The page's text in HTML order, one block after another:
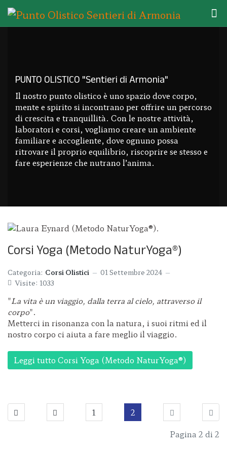
PUNTO OLISTICO "Sentieri di Armonia"
Il nostro punto olistico è uno spazio dove corpo,
mente e spirito si incontrano per offrire un percorso
di crescita e tranquillità. Con le nostre attività,
laboratori e corsi, vogliamo creare un ambiente
familiare e accogliente, dove ognuno possa
ritrovare il proprio equilibrio, riscoprire se stesso e
fare esperienze che nutrano l’anima.
Corsi Yoga (Metodo NaturYoga®)
Categoria: Corsi Olistici
01 Settembre 2024
Visite: 1033
"La vita è un viaggio, dalla terra al cielo, attraverso il
corpo".
Metterci in risonanza con la natura, i suoi ritmi ed il
nostro corpo ci aiuta a fare meglio il viaggio.
Leggi tutto Corsi Yoga (Metodo NaturYoga®)
1 2
Pagina 2 di 2